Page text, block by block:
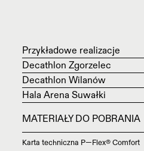
Przykładowe realizacje
Decathlon Zgorzelec
Decathlon Wilanów
Hala Arena Suwałki
MATERIAŁY DO POBRANIA
Karta techniczna P—Flex® Comfort